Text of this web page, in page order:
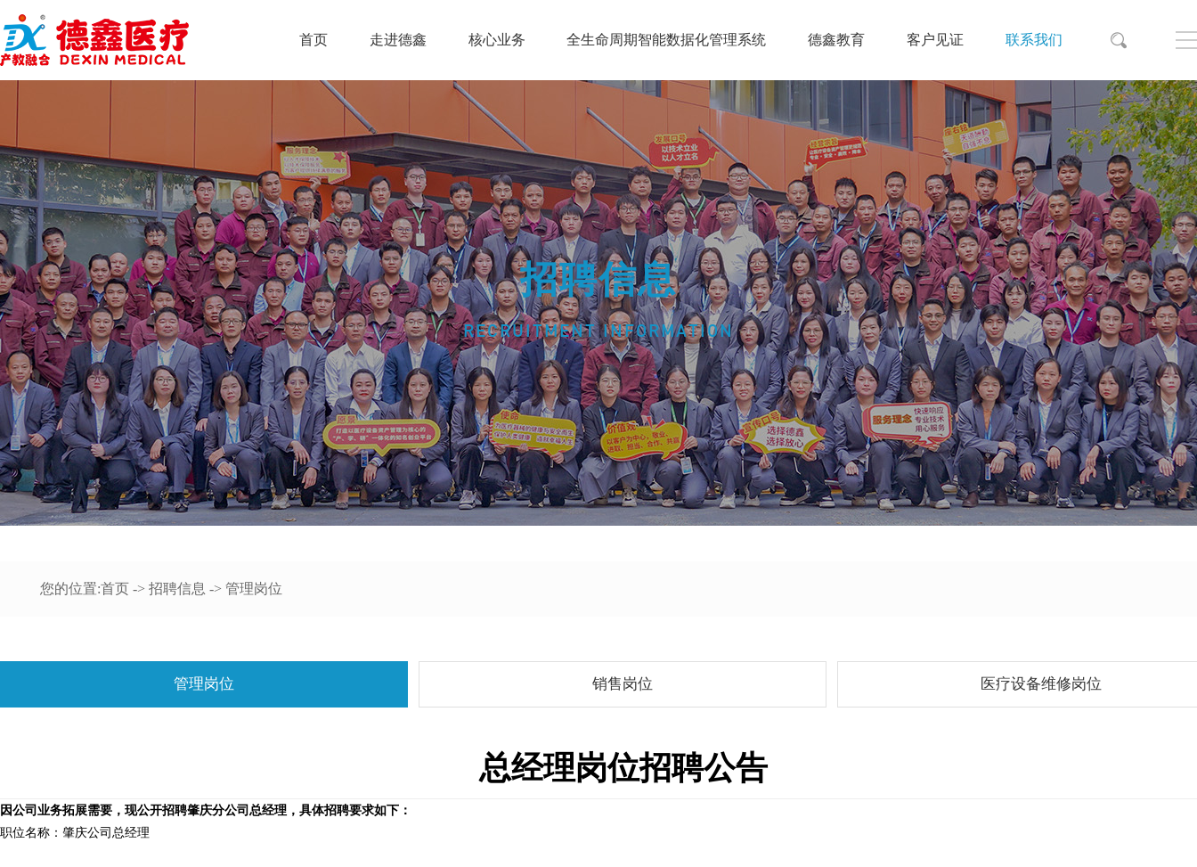
首页 走进德鑫
企业文化 德鑫荣誉
团队介绍
核心业务 全生命周期智能数据化管理系统
平台优势 登录窗口
德鑫教育
人才培训 技术学习
客户见证 联系我们
在线留言 招聘信息

招聘信息
RECRUITMENT INFORMATION
您的位置:首页 -> 招聘信息 -> 管理岗位
管理岗位 销售岗位 医疗设备维修岗位
总经理岗位招聘公告
因公司业务拓展需要，现公开招聘肇庆分公司总经理，具体招聘要求如下：
职位名称：肇庆公司总经理